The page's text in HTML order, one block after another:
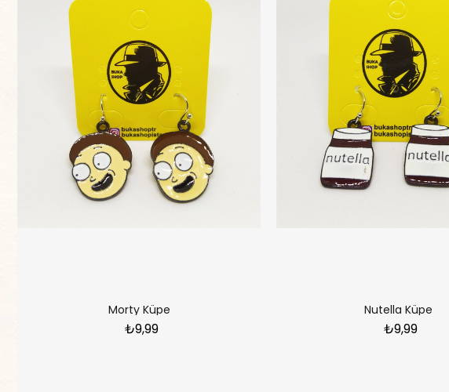
Morty Küpe
₺9,99
Nutella Küpe
₺9,99